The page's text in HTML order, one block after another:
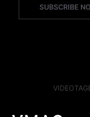
SUBSCRIBE